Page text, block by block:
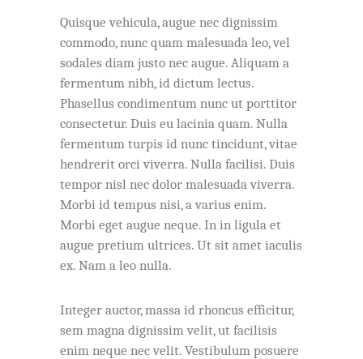
Quisque vehicula, augue nec dignissim
commodo, nunc quam malesuada leo, vel
sodales diam justo nec augue. Aliquam a
fermentum nibh, id dictum lectus.
Phasellus condimentum nunc ut porttitor
consectetur. Duis eu lacinia quam. Nulla
fermentum turpis id nunc tincidunt, vitae
hendrerit orci viverra. Nulla facilisi. Duis
tempor nisl nec dolor malesuada viverra.
Morbi id tempus nisi, a varius enim.
Morbi eget augue neque. In in ligula et
augue pretium ultrices. Ut sit amet iaculis
ex. Nam a leo nulla.
Integer auctor, massa id rhoncus efficitur,
sem magna dignissim velit, ut facilisis
enim neque nec velit. Vestibulum posuere